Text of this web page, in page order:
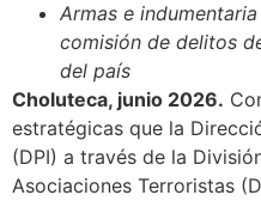
Armas e
comisión de delitos
del país
Choluteca, junio 2026.
estratégicas que la
(DPI) a través de la
Asociaciones Terroristas